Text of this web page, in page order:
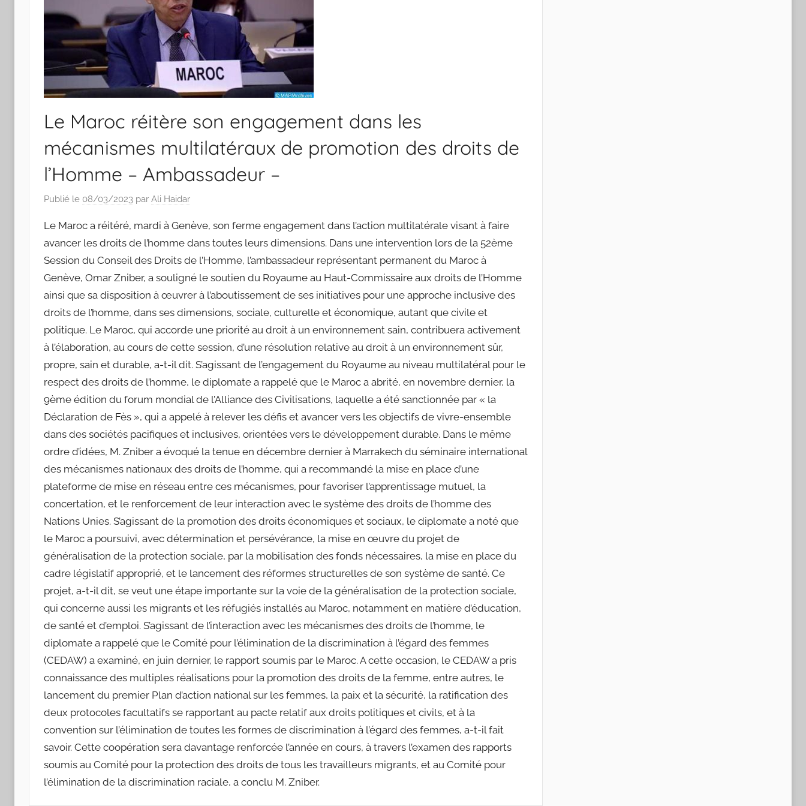
Le Maroc réitère son engagement dans les
mécanismes multilatéraux de promotion des droits de
l’Homme – Ambassadeur –
Publié le 08/03/2023 par Ali Haidar
Le Maroc a réitéré, mardi à Genève, son ferme engagement dans l’action multilatérale visant à faire
avancer les droits de l’homme dans toutes leurs dimensions. Dans une intervention lors de la 52ème
Session du Conseil des Droits de l’Homme, l’ambassadeur représentant permanent du Maroc à
Genève, Omar Zniber, a souligné le soutien du Royaume au Haut-Commissaire aux droits de l’Homme
ainsi que sa disposition à œuvrer à l’aboutissement de ses initiatives pour une approche inclusive des
droits de l’homme, dans ses dimensions, sociale, culturelle et économique, autant que civile et
politique. Le Maroc, qui accorde une priorité au droit à un environnement sain, contribuera activement
à l’élaboration, au cours de cette session, d’une résolution relative au droit à un environnement sûr,
propre, sain et durable, a-t-il dit. S’agissant de l’engagement du Royaume au niveau multilatéral pour le
respect des droits de l’homme, le diplomate a rappelé que le Maroc a abrité, en novembre dernier, la
9ème édition du forum mondial de l’Alliance des Civilisations, laquelle a été sanctionnée par « la
Déclaration de Fès », qui a appelé à relever les défis et avancer vers les objectifs de vivre-ensemble
dans des sociétés pacifiques et inclusives, orientées vers le développement durable. Dans le même
ordre d’idées, M. Zniber a évoqué la tenue en décembre dernier à Marrakech du séminaire international
des mécanismes nationaux des droits de l’homme, qui a recommandé la mise en place d’une
plateforme de mise en réseau entre ces mécanismes, pour favoriser l’apprentissage mutuel, la
concertation, et le renforcement de leur interaction avec le système des droits de l’homme des
Nations Unies. S’agissant de la promotion des droits économiques et sociaux, le diplomate a noté que
le Maroc a poursuivi, avec détermination et persévérance, la mise en œuvre du projet de
généralisation de la protection sociale, par la mobilisation des fonds nécessaires, la mise en place du
cadre législatif approprié, et le lancement des réformes structurelles de son système de santé. Ce
projet, a-t-il dit, se veut une étape importante sur la voie de la généralisation de la protection sociale,
qui concerne aussi les migrants et les réfugiés installés au Maroc, notamment en matière d’éducation,
de santé et d’emploi. S’agissant de l’interaction avec les mécanismes des droits de l’homme, le
diplomate a rappelé que le Comité pour l’élimination de la discrimination à l’égard des femmes
(CEDAW) a examiné, en juin dernier, le rapport soumis par le Maroc. A cette occasion, le CEDAW a pris
connaissance des multiples réalisations pour la promotion des droits de la femme, entre autres, le
lancement du premier Plan d’action national sur les femmes, la paix et la sécurité, la ratification des
deux protocoles facultatifs se rapportant au pacte relatif aux droits politiques et civils, et à la
convention sur l’élimination de toutes les formes de discrimination à l’égard des femmes, a-t-il fait
savoir. Cette coopération sera davantage renforcée l’année en cours, à travers l’examen des rapports
soumis au Comité pour la protection des droits de tous les travailleurs migrants, et au Comité pour
l’élimination de la discrimination raciale, a conclu M. Zniber.